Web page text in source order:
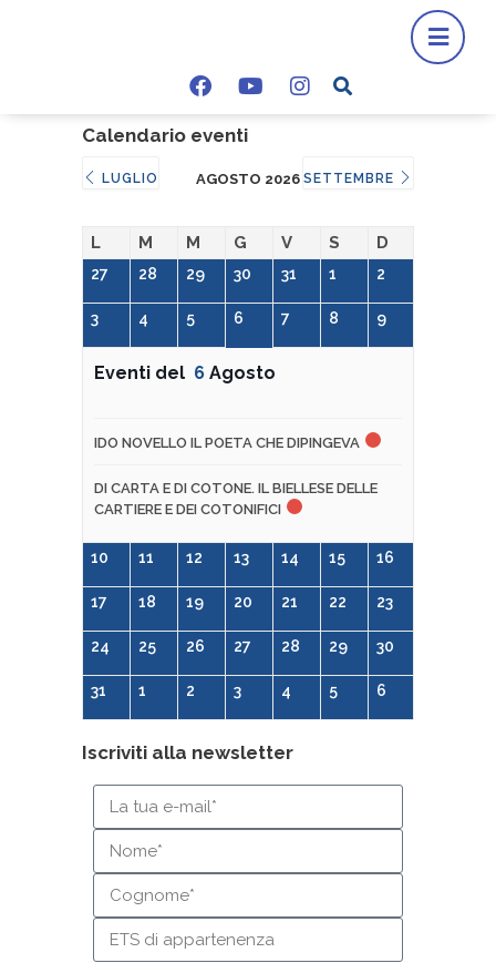
Calendario eventi
LUGLIO AGOSTO 2026 SETTEMBRE
L M M G V S D
27 28 29 30 31 1 2
3 4 5 6 7 8 9
Eventi del 6 Agosto
IDO NOVELLO IL POETA CHE DIPINGEVA
DI CARTA E DI COTONE. IL BIELLESE DELLE
CARTIERE E DEI COTONIFICI
10 11 12 13 14 15 16
17 18 19 20 21 22 23
24 25 26 27 28 29 30
31 1 2 3 4 5 6
Iscriviti alla newsletter